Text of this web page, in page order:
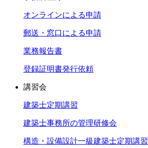
オンラインによる申請
郵送・窓口による申請
業務報告書
登録証明書発行依頼
講習会
建築士定期講習
建築士事務所の管理研修会
構造・設備設計一級建築士定期講習